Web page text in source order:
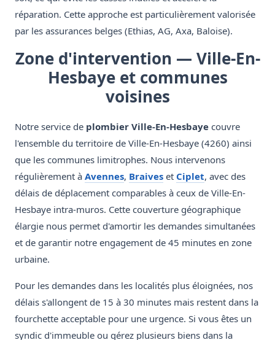
réparation. Cette approche est particulièrement valorisée
par les assurances belges (Ethias, AG, Axa, Baloise).
Zone d'intervention — Ville-En-
Hesbaye et communes
voisines
Notre service de plombier Ville-En-Hesbaye couvre
l'ensemble du territoire de Ville-En-Hesbaye (4260) ainsi
que les communes limitrophes. Nous intervenons
régulièrement à Avennes, Braives et Ciplet, avec des
délais de déplacement comparables à ceux de Ville-En-
Hesbaye intra-muros. Cette couverture géographique
élargie nous permet d'amortir les demandes simultanées
et de garantir notre engagement de 45 minutes en zone
urbaine.
Pour les demandes dans les localités plus éloignées, nos
délais s'allongent de 15 à 30 minutes mais restent dans la
fourchette acceptable pour une urgence. Si vous êtes un
syndic d'immeuble ou gérez plusieurs biens dans la